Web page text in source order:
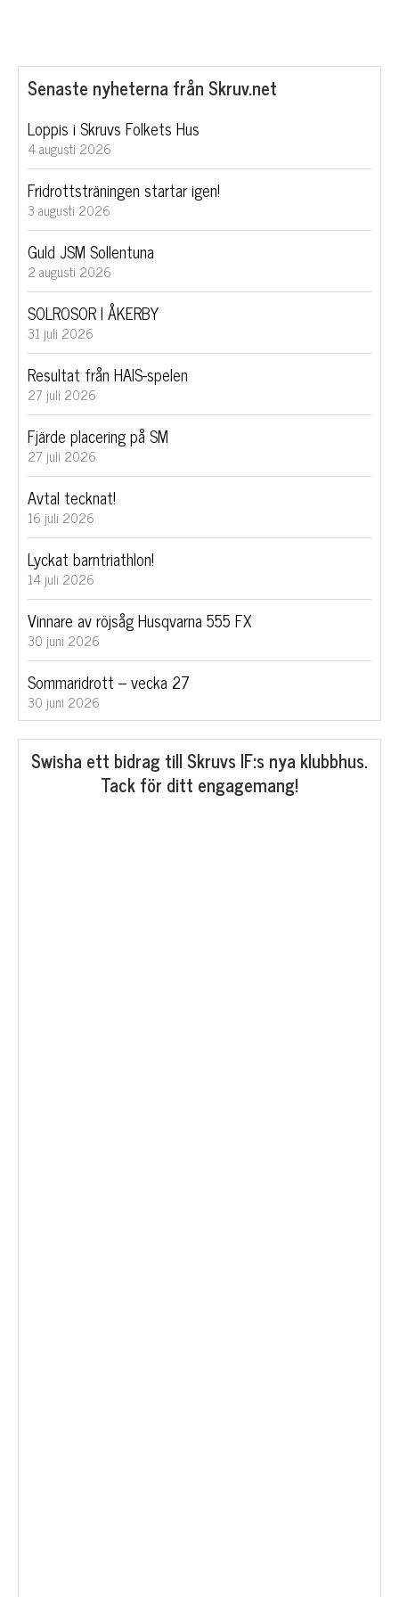
Swisha ett bidrag till Skruvs IF:s nya klubbhus.
Tack för ditt engagemang!
Senaste nyheterna från Skruv.net
Loppis i Skruvs Folkets Hus
4 augusti 2026
Fridrottsträningen startar igen!
3 augusti 2026
Guld JSM Sollentuna
2 augusti 2026
SOLROSOR I ÅKERBY
31 juli 2026
Resultat från HAIS-spelen
27 juli 2026
Fjärde placering på SM
27 juli 2026
Avtal tecknat!
16 juli 2026
Lyckat barntriathlon!
14 juli 2026
Vinnare av röjsåg Husqvarna 555 FX
30 juni 2026
Sommaridrott – vecka 27
30 juni 2026